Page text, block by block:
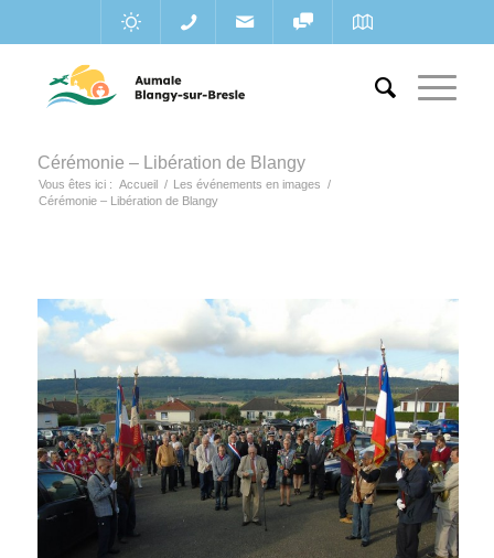
Cérémonie – Libération de Blangy
Vous êtes ici : Accueil / Les événements en images /
Cérémonie – Libération de Blangy